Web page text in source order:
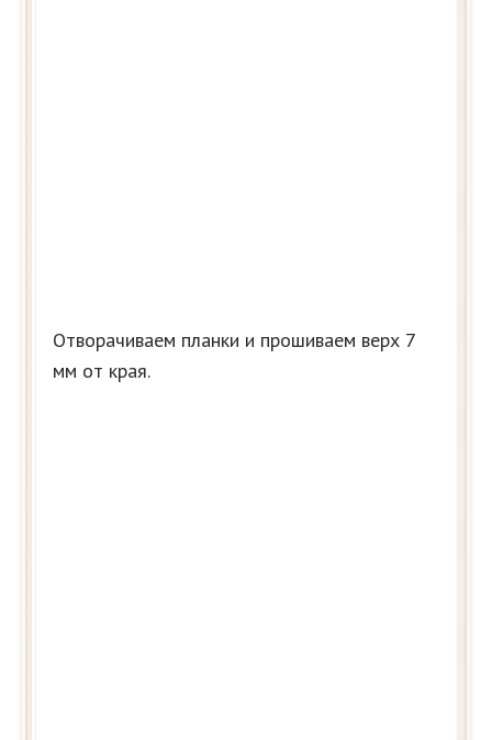
Отворачиваем планки и прошиваем верх 7
мм от края.